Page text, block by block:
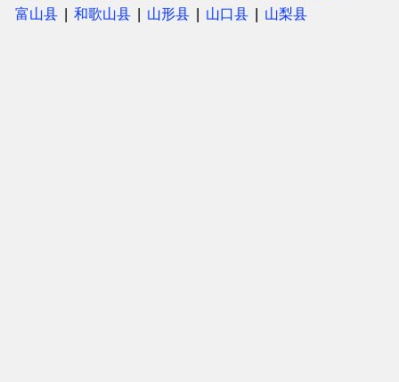
富山县
和歌山县 山形县 山口县 山梨县